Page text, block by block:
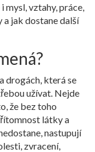
mysl, vztahy, práce,
a jak dostane další
drogách, která se
užívat. Nejde
že bez toho
látky a
nastupují
zvracení,